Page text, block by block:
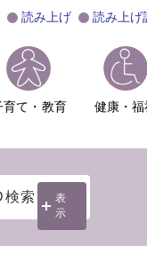
読み上げ 読み上げ
育て・教育 健康・福
検索
表
示